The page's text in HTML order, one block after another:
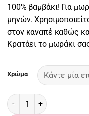
100% βαμβάκι! Για
μηνών.
στον καναπέ καθώς
Κρατάει το μωράκι
Χρώμα
Βαμβακερή Φωλίτσα